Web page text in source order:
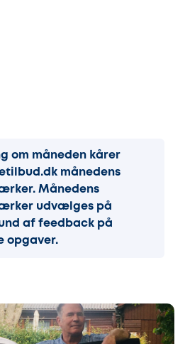
om måneden kårer
månedens
Månedens
udvælges på
af feedback på
opgaver.